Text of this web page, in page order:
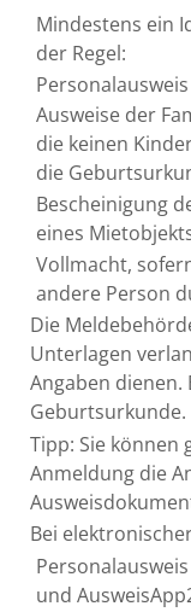
Mindestens ein
der Regel:
Ausweise der
die keinen
die
Bescheinigung
eines
Vollmacht,
andere Person
Die
Unterlagen
Angaben dienen.
Geburtsurkunde.
Tipp: Sie können
Anmeldung die
Bei
und